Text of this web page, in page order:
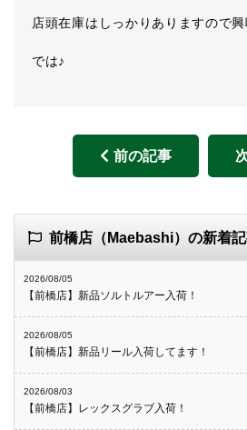
店頭在庫はしっかりありますので興
では♪
前の記事
前橋店（Maebashi）の新着
2026/08/05
【前橋店】新品ソルトルアー入荷！
2026/08/05
【前橋店】新品リール入荷してます！
2026/08/03
【前橋店】レックスグラブ入荷！